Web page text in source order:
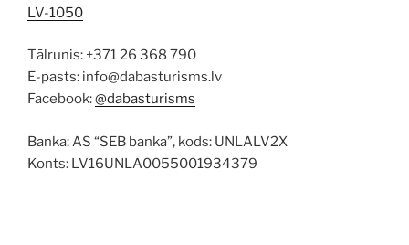
LV-1050
Tālrunis: +371 26 368 790
E-pasts: info@dabasturisms.lv
Facebook:@dabasturisms
Banka: AS “SEB banka”, kods: UNLALV2X
Konts: LV16UNLA0055001934379